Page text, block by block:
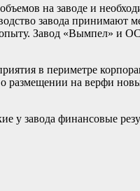
на заводе и
завода принимают
Завод «Вымпел» и
в периметре
на верфи
у завода финансовые